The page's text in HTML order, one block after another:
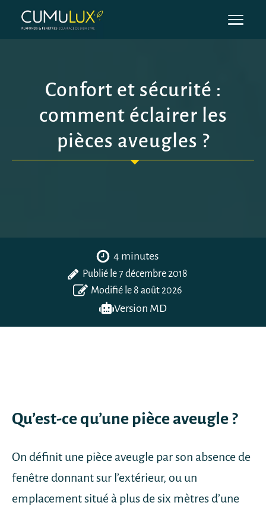
Confort et sécurité :
comment éclairer les
pièces aveugles ?
4 minutes
Publié le7 décembre 2018
Modifié le 8 août 2026
Version MD
Qu’est-ce qu’une pièce aveugle ?
On définit une pièce aveugle par son absence de
fenêtre donnant sur l’extérieur, ou un
emplacement situé à plus de six mètres d’une